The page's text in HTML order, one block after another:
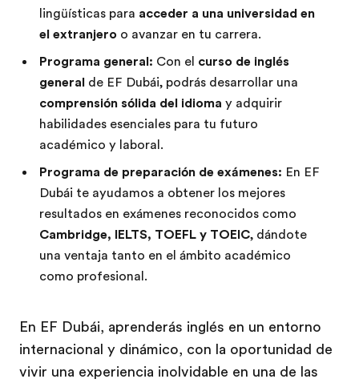
lingüísticas para acceder a una universidad en
el extranjero o avanzar en tu carrera.
Programa general: Con el curso de inglés
general de EF Dubái, podrás desarrollar una
comprensión sólida del idioma y adquirir
habilidades esenciales para tu futuro
académico y laboral.
Programa de preparación de exámenes: En EF
Dubái te ayudamos a obtener los mejores
resultados en exámenes reconocidos como
Cambridge, IELTS, TOEFL y TOEIC, dándote
una ventaja tanto en el ámbito académico
como profesional.
En EF Dubái, aprenderás inglés en un entorno
internacional y dinámico, con la oportunidad de
vivir una experiencia inolvidable en una de las